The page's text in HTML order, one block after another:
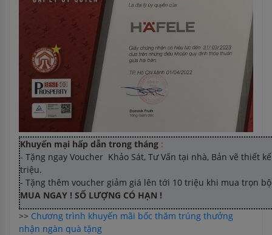
Khuyến mại hấp dẫn trong tháng :
- Tặng ngay Voucher Khảo Sát, Tư Vấn tại nhà, Bản vẽ thiết
triệu.
- Tặng thêm voucher giảm giá lên tới 10 triệu khi mua trọn
MUA NGAY ! SỐ LƯỢNG CÓ HẠN !
>> Chương trình khuyến mãi bốc thăm trúng thưởng
nhận ngàn quà tặng